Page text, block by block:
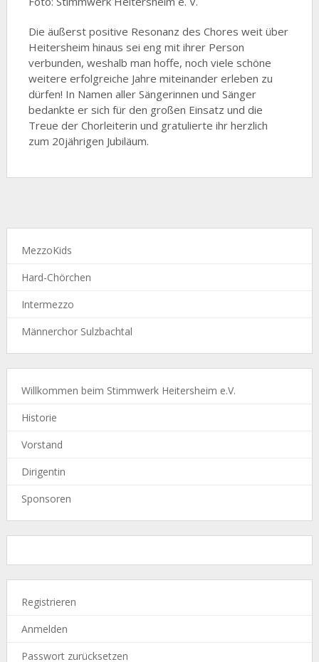
Die äußerst positive Resonanz des Chores weit über
Heitersheim hinaus sei eng mit ihrer Person
verbunden, weshalb man hoffe, noch viele schöne
weitere erfolgreiche Jahre miteinander erleben zu
dürfen! In Namen aller Sängerinnen und Sänger
bedankte er sich für den großen Einsatz und die
Treue der Chorleiterin und gratulierte ihr herzlich
zum 20jährigen Jubiläum.
MezzoKids
Hard-Chörchen
Intermezzo
Männerchor Sulzbachtal
Willkommen beim Stimmwerk Heitersheim e.V.
Historie
Vorstand
Dirigentin
Sponsoren
Registrieren
Anmelden
Passwort zurücksetzen